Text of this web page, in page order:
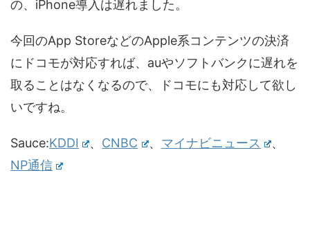
の、iPhone導入は遅れました。
今回のApp StoreなどのApple系コンテンツの決済
にドコモが対応すれば、auやソフトバンクに遅れを
取ることはなくなるので、ドコモにも対応して欲し
いですね。
Sauce:KDDI 、 CNBC 、 マイナビニュース
、
NP通信